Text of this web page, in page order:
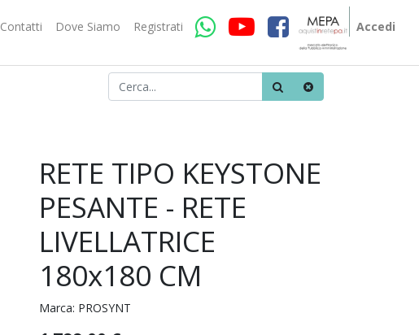
Contatti Dove Siamo Registrati Accedi
RETE TIPO KEYSTONE
PESANTE - RETE
LIVELLATRICE
180x180 CM
Marca: PROSYNT